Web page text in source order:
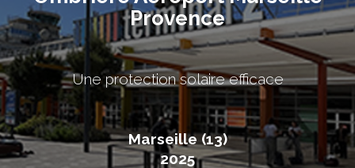
Provence
Une protection solaire efficace
Marseille (13)
2025